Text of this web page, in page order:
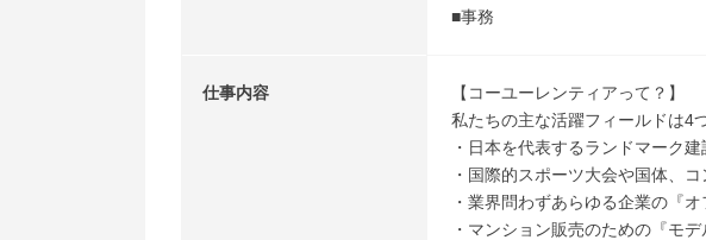
■事務
仕事内容
【コーユーレンティアって？】
私たちの主な活躍フィールドは4つ
・日本を代表するランドマーク
・国際的スポーツ大会や国体、
・業界問わずあらゆる企業の『オ
・マンション販売のための『モデ